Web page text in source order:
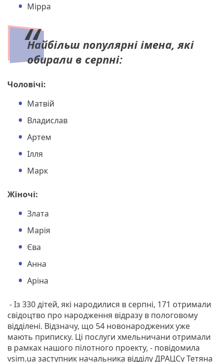
Мірра
Найбільш популярні імена, які
обирали в серпні:
Чоловічі:
Матвій
Владислав
Артем
Ілля
Марк
Жіночі:
Злата
Марія
Єва
Анна
Аріна
- Із 330 дітей, які народилися в серпні, 171 отримали
свідоцтво про народження відразу в пологовому
відділені. Відзначу, що 54 новонароджених уже
мають приписку. Ці послуги хмельничани отримали
в рамках нашого пілотного проекту, - повідомила
vsim.ua заступник начальника відділу ДРАЦСу Тетяна